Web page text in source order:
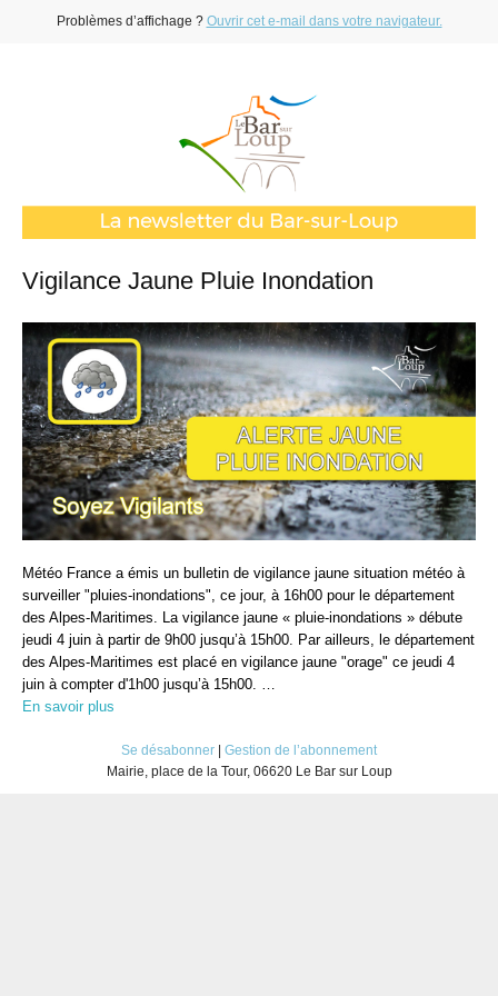
Problèmes d’affichage ? Ouvrir cet e-mail dans votre navigateur.
Vigilance Jaune Pluie Inondation
Météo France a émis un bulletin de vigilance jaune situation météo à
surveiller "pluies-inondations", ce jour, à 16h00 pour le département
des Alpes-Maritimes. La vigilance jaune « pluie-inondations » débute
jeudi 4 juin à partir de 9h00 jusqu’à 15h00. Par ailleurs, le département
des Alpes-Maritimes est placé en vigilance jaune "orage" ce jeudi 4
juin à compter d'1h00 jusqu’à 15h00. …
En savoir plus
Se désabonner
Gestion de l’abonnement
Mairie, place de la Tour, 06620 Le Bar sur Loup